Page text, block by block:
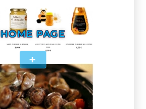
HOME PAGE
+